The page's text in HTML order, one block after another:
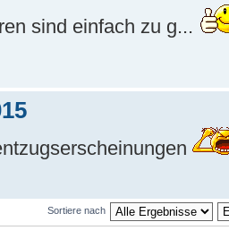
sind einfach zu g...
Sortiere nach